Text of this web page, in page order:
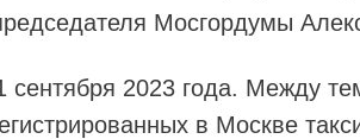
Мосгордумы
сентября 2023 года. Между
в Москве